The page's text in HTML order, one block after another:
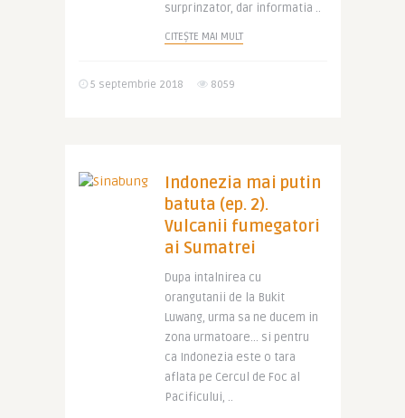
surprinzator, dar informatia ..
CITEȘTE MAI MULT
5 septembrie 2018 8059
Indonezia mai putin
batuta (ep. 2).
Vulcanii fumegatori
ai Sumatrei
Dupa intalnirea cu
orangutanii de la Bukit
Luwang, urma sa ne ducem in
zona urmatoare… si pentru
ca Indonezia este o tara
aflata pe Cercul de Foc al
Pacificului, ..